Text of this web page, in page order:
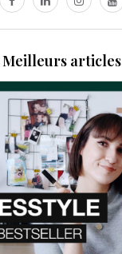
Meilleurs articles